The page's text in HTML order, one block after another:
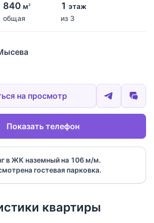
840 м2
общая
1 этаж
из 3
на просмотр
Показать телефон
в ЖК наземный на 106 м/м.
гостевая парковка.
квартиры